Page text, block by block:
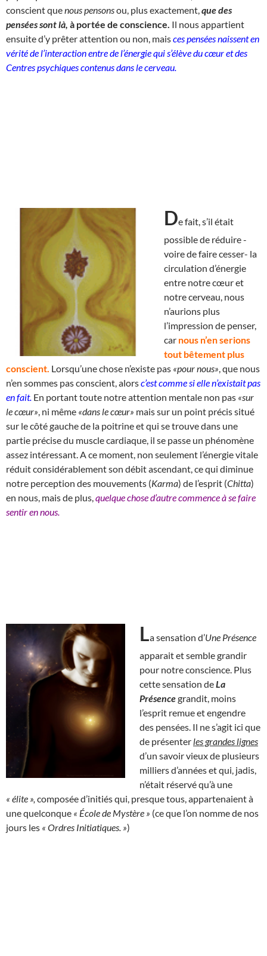
conscient quenous pensonsou, plus exactement, que des
pensées sont là, à portée de conscience. Il nous appartient
ensuite d’y prêter attention ou non, maisces pensées naissent en
vérité de l’interaction entre de l’énergie qui s’élève du cœur et des
Centres psychiques contenus dans le cerveau.
De fait, s’il était
possible de réduire -
voire de faire cesser- la
circulation d’énergie
entre notre cœur et
notre cerveau, nous
n’aurions plus
l’impression de penser,
car nous n’en serions
tout bêtement plus
conscient. Lorsqu’une chose n’existe pas «pour nous» , que nous
n’en sommes pas conscient, alorsc’est comme si elle n’existait pas
en fait. En portant toute notre attention mentale non pas «sur
le cœur» , ni même «dans le cœur» mais sur un point précis situé
sur le côté gauche de la poitrine et qui se trouve dans une
partie précise du muscle cardiaque, il se passe un phénomène
assez intéressant. A ce moment, non seulement l’énergie vitale
réduit considérablement son débit ascendant, ce qui diminue
notre perception des mouvements (Karma) de l’esprit (Chitta)
en nous, mais de plus, quelque chose d’autre commence à se faire
sentir en nous.
La sensation d’Une Présence
apparait et semble grandir
pour notre conscience. Plus
cette sensation deLa
Présencegrandit, moins
l’esprit remue et engendre
des pensées. Il ne s’agit ici que
de présenter les grandes lignes
d’un savoir vieux de plusieurs
milliers d’années et qui, jadis,
n’était réservé qu’à une
« élite », composée d’initiés qui, presque tous, appartenaient à
une quelconque « École de Mystère » (ce que l’on nomme de nos
jours les « Ordres Initiatiques. »)